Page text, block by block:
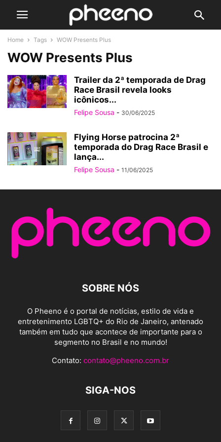
Home Tags WOW Presents Plus
WOW Presents Plus
Trailer da 2ª temporada de Drag
Race Brasil revela looks
icônicos...
Felipe Sousa - 30/06/2025
Flying Horse patrocina 2ª
temporada do Drag Race Brasil e
lança...
Felipe Sousa - 11/06/2025
SOBRE NÓS
O Pheeno é o portal de notícias, estilo de vida e
entretenimento LGBTQ+ do Rio de Janeiro, antenado
também em tudo que acontece de importante para o
segmento no Brasil e no mundo!
Contato: contato@pheeno.com.br
SIGA-NOS